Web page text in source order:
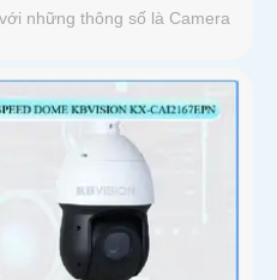
những thông số là Camera